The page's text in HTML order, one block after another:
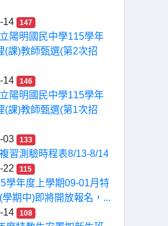
14
147
陽明國民中學115學年
(課)教師甄選(第2次招
14
146
陽明國民中學115學年
(課)教師甄選(第1次招
03
133
習測驗時程表8/13-8/14
22
115
學年度上學期09-01月特
期中)即將開放報名，...
14
108